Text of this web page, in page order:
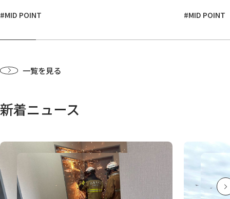
#MID POINT #MID POINT
一覧を見る
新着ニュース